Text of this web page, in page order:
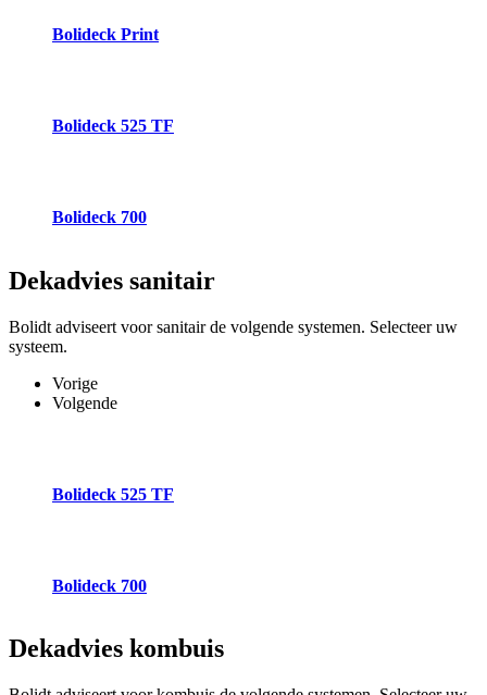
Bolideck Print
Bolideck 525 TF
Bolideck 700
Dekadvies sanitair
Bolidt adviseert voor sanitair de volgende systemen. Selecteer uw
systeem.
Vorige
Volgende
Bolideck 525 TF
Bolideck 700
Dekadvies kombuis